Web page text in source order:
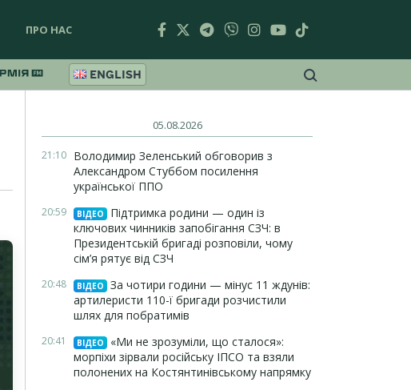
ПРО НАС
ENGLISH
05.08.2026
21:10 Володимир Зеленський обговорив з
Александром Стуббом посилення
української ППО
20:59 ВІДЕО
Підтримка родини — один із
ключових чинників запобігання СЗЧ: в
Президентській бригаді розповіли, чому
сім’я рятує від СЗЧ
20:48 ВІДЕО
За чотири години — мінус 11 ждунів:
артилеристи 110-ї бригади розчистили
шлях для побратимів
20:41 ВІДЕО
«Ми не зрозуміли, що сталося»:
морпіхи зірвали російську ІПСО та взяли
полонених на Костянтинівському напрямку